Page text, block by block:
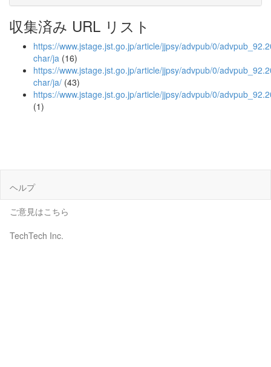
収集済み URL リスト
https://www.jstage.jst.go.jp/article/jjpsy/advpub/0/
char/ja (16)
https://www.jstage.jst.go.jp/article/jjpsy/advpub/0/
char/ja/ (43)
https://www.jstage.jst.go.jp/article/jjpsy/advpub/0/
(1)
ヘルプ
ご意見はこちら
TechTech Inc.